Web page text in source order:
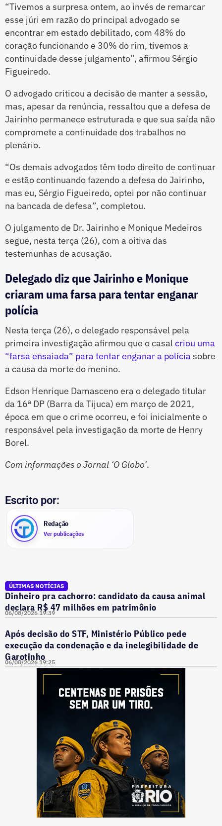
“Tivemos a surpresa ontem, ao invés de remarcar
esse júri em razão do principal advogado se
encontrar em estado debilitado, com 48% do
coração funcionando e 30% do rim, tivemos a
continuidade desse julgamento”, afirmou Sérgio
Figueiredo.
O advogado criticou a decisão de manter a sessão,
mas, apesar da renúncia, ressaltou que a defesa de
Jairinho permanece estruturada e que sua saída não
compromete a continuidade dos trabalhos no
plenário.
“Os demais advogados têm todo direito de continuar
e estão continuando fazendo a defesa do Jairinho,
mas eu, Sérgio Figueiredo, optei por não continuar
na bancada de defesa”, completou.
O julgamento de Dr. Jairinho e Monique Medeiros
segue, nesta terça (26), com a oitiva das
testemunhas de acusação.
Delegado diz que Jairinho e Monique
criaram uma farsa para tentar enganar
polícia
Nesta terça (26), o delegado responsável pela
primeira investigação afirmou que o casal criou uma
“farsa ensaiada” para tentar enganar a polícia sobre
a causa da morte do menino.
Edson Henrique Damasceno era o delegado titular
da 16ª DP (Barra da Tijuca) em março de 2021,
época em que o crime ocorreu, e foi inicialmente o
responsável pela investigação da morte de Henry
Borel.
Com informações o Jornal ‘O Globo’.
Escrito por:
Redação
Ver publicações
ÚLTIMAS NOTÍCIAS
Dinheiro pra cachorro: candidato da causa animal
declara R$ 47 milhões em patrimônio
06/08/2026 19:39
Após decisão do STF, Ministério Público pede
execução da condenação e da inelegibilidade de
Garotinho
06/08/2026 19:25